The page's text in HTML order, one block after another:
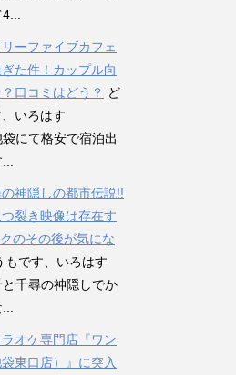
ーファイブカフェ
た件！カップル向
口コミはどう？ ど
いろはす
にて格安で宿泊出
神隠しの都市伝説!!
裂き映像は存在す
のその後が気にな
もです、いろはす
と千尋の神隠しでか
オケ専門店『ワン
東口店）』に突入